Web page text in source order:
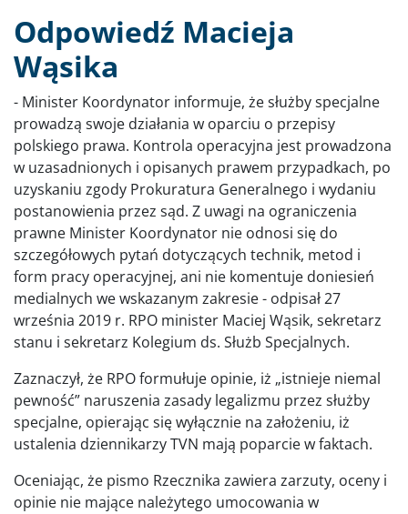
Odpowiedź Macieja
Wąsika
- Minister Koordynator informuje, że służby specjalne
prowadzą swoje działania w oparciu o przepisy
polskiego prawa. Kontrola operacyjna jest prowadzona
w uzasadnionych i opisanych prawem przypadkach, po
uzyskaniu zgody Prokuratura Generalnego i wydaniu
postanowienia przez sąd. Z uwagi na ograniczenia
prawne Minister Koordynator nie odnosi się do
szczegółowych pytań dotyczących technik, metod i
form pracy operacyjnej, ani nie komentuje doniesień
medialnych we wskazanym zakresie - odpisał 27
września 2019 r. RPO minister Maciej Wąsik, sekretarz
stanu i sekretarz Kolegium ds. Służb Specjalnych.
Zaznaczył, że RPO formułuje opinie, iż „istnieje niemal
pewność” naruszenia zasady legalizmu przez służby
specjalne, opierając się wyłącznie na założeniu, iż
ustalenia dziennikarzy TVN mają poparcie w faktach.
Oceniając, że pismo Rzecznika zawiera zarzuty, oceny i
opinie nie mające należytego umocowania w